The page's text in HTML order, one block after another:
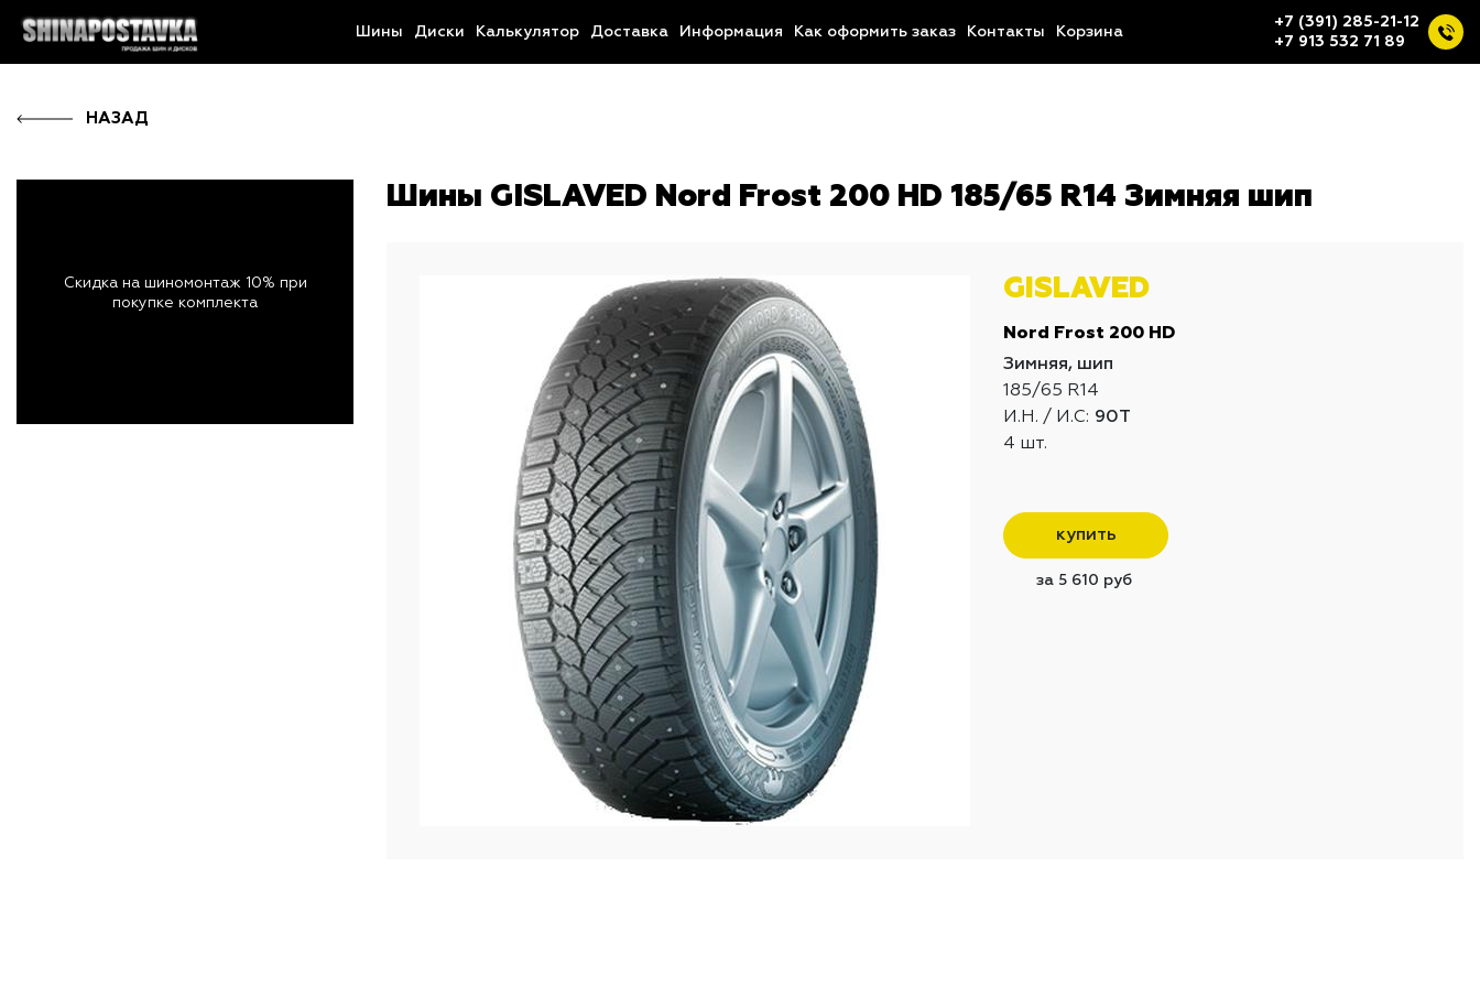
Шины Диски Калькулятор Доставка Информация Как оформить заказ Контакты Корзина
+7 (391) 285-21-12
+7 913 532 71 89
НАЗАД
Шины GISLAVED Nord Frost 200 HD 185/65 R14 Зимняя шип
GISLAVED
Nord Frost 200 HD
Зимняя, шип
185/65 R14
И.Н. / И.С: 90T
4 шт.
купить
за 5 610 руб
Скидка на шиномонтаж 10% при
покупке комплекта